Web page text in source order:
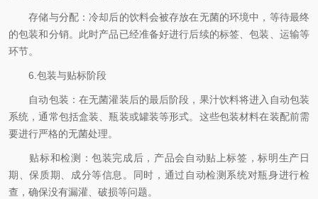
存储与分配：冷却后的饮料会被存放在无菌的环境中，等待最终
的包装和分销。此时产品已经准备好进行后续的标签、包装、运输等
环节。
6.包装与贴标阶段
自动包装：在无菌灌装后的最后阶段，果汁饮料将进入自动包装
系统，通常包括盒装、瓶装或罐装等形式。这些包装材料在装配前需
要进行严格的无菌处理。
贴标和检测：包装完成后，产品会自动贴上标签，标明生产日
期、保质期、成分等信息。同时，通过自动检测系统对瓶身进行检
查，确保没有漏灌、破损等问题。